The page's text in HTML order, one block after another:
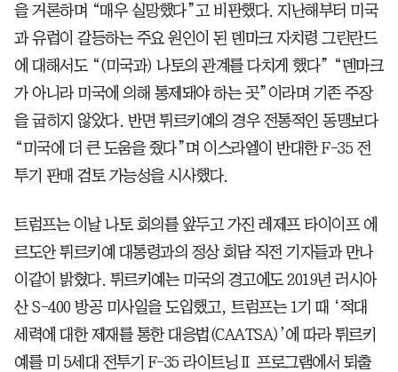
을 거론하며 “매우 실망했다”고 비판했다. 지난해부터 미국
과 유럽이 갈등하는 주요 원인이 된 덴마크 자치령 그린란드
에 대해서도 “(미국과) 나토의 관계를 다치게 했다” “덴마크
가 아니라 미국에 의해 통제돼야 하는 곳”이라며 기존 주장
을 굽히지 않았다. 반면 튀르키예의 경우 전통적인 동맹보다
“미국에 더 큰 도움을 줬다”며 이스라엘이 반대한 F-35 전
투기 판매 검토 가능성을 시사했다.
트럼프는 이날 나토 회의를 앞두고 가진 레제프 타이이프 에
르도안 튀르키예 대통령과의 정상 회담 직전 기자들과 만나
이같이 밝혔다. 튀르키예는 미국의 경고에도 2019년 러시아
산 S-400 방공 미사일을 도입했고, 트럼프는 1기 때 ‘적대
세력에 대한 제재를 통한 대응법(CAATSA)’에 따라 튀르키
예를 미 5세대 전투기 F-35 라이트닝Ⅱ 프로그램에서 퇴출